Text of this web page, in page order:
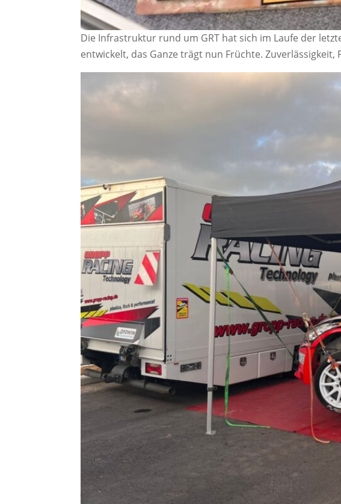
Die Infrastruktur rund um GRT hat sich im Laufe der
entwickelt, das Ganze trägt nun Früchte.